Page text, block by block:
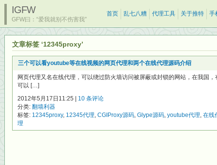
IGFW
GFW曰：“爱我就别不伤害我”
首页 乱七八糟 代理工具 关于推特 手
文章标签 ‘12345proxy’
三个可以看youtube等在线视频的网页代理和两个在线代理源码介绍
网页代理又名在线代理，可以绕过防火墙访问被屏蔽或封锁的网站，在我国
可以 […]
2012年5月17日11:25 | 10 条评论
分类: 翻墙利器
标签: 12345proxy, 12345代理, CGIProxy源码, Glype源码, youtube代理, 在线
理